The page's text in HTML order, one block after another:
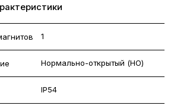
1
Нормально-открытый (НО)
IP54